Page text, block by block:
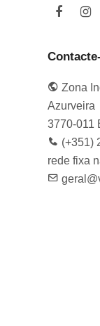
F
e
o
o
k
I
t
g
r
a
m
Zona
Azurveira
3770-011
(+351)
rede fixa